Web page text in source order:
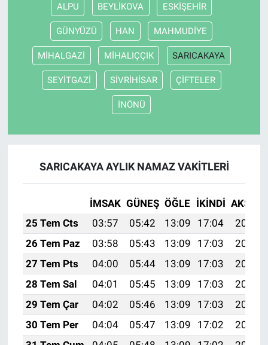
ALPU BEYLİKOVA ESKİŞEHİR
GÜNYÜZÜ HAN MAHMUDİYE
MİHALGAZİ MİHALIÇÇIK SARICAKAYA
SEYİTGAZİ SİVRİHİSAR ÇİFTELER
İNÖNÜ
SARICAKAYA AYLIK NAMAZ VAKITLERI
İMSAK GÜNEŞ ÖĞLE İKINDI AKŞAM
25 Tem Cts
03:57 05:42 13:09 17:04
20:26
26 Tem Paz
03:58 05:43 13:09 17:03
20:25
27 Tem Pts
04:00 05:44 13:09 17:03
20:24
28 Tem Sal
04:01 05:45 13:09 17:03
20:23
29 Tem Çar
04:02 05:46 13:09 17:03
20:22
30 Tem Per
04:04 05:47 13:09 17:02
20:21